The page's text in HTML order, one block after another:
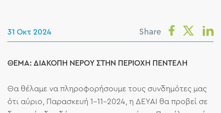
31 Οκτ 2024 Share
ΘΕΜΑ: ΔΙΑΚΟΠΗ ΝΕΡΟΥ ΣΤΗΝ ΠΕΡΙΟΧΗ ΠΕΝΤΕΛΗ
Θα θέλαμε να πληροφορήσουμε τους συνδημότες μας
ότι αύριο, Παρασκευή 1-11-2024, η ΔΕΥΑΙ θα προβεί σε